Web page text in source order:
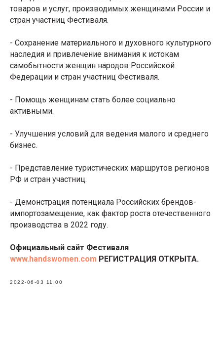
товаров и услуг, производимых женщинами России и
стран участниц Фестиваля.
- Сохранение материального и духовного культурного
наследия и привлечение внимания к истокам
самобытности женщин народов Российской
Федерации и стран участниц Фестиваля.
- Помощь женщинам стать более социально
активными.
- Улучшения условий для ведения малого и среднего
бизнес.
- Представление туристических маршрутов регионов
РФ и стран участниц.
- Демонстрация потенциала Российских брендов-
импортозамещение, как фактор роста отечественного
производства в 2022 году.
Официальный сайт Фестиваля
www.handswomen.com РЕГИСТРАЦИЯ ОТКРЫТА.
2022-06-03 11:00